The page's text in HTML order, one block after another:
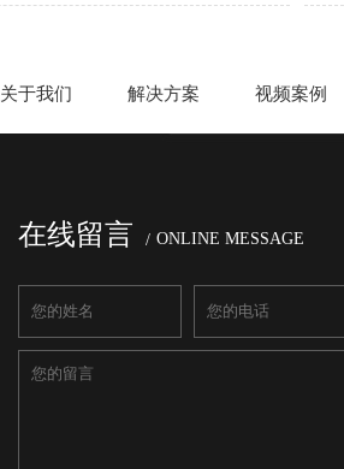
关于我们 解决方案 视频案例
在线留言 ONLINE MESSAGE